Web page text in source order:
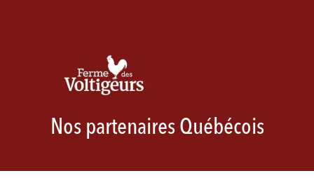
Nos partenaires Québécois